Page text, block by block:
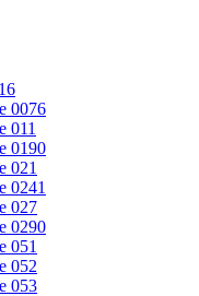
0076
011
0190
021
0241
027
0290
051
052
053